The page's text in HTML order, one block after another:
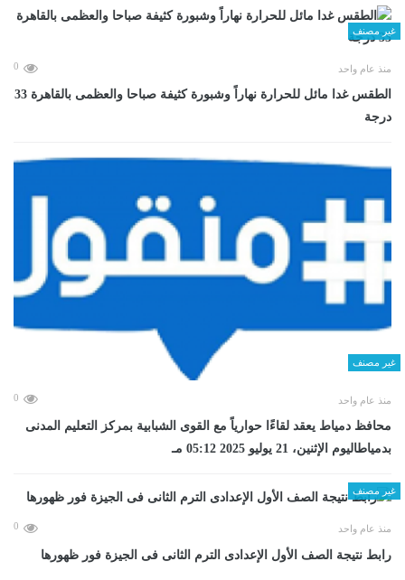
غير مصنف
منذ عام واحد 0
الطقس غدا مائل للحرارة نهاراً وشبورة كثيفة صباحا والعظمى بالقاهرة 33
درجة
غير مصنف
منذ عام واحد 0
محافظ دمياط يعقد لقاءًا حوارياً مع القوى الشبابية بمركز التعليم المدنى
بدمياطاليوم الإثنين، 21 يوليو 2025 05:12 مـ
غير مصنف
منذ عام واحد 0
رابط نتيجة الصف الأول الإعدادى الترم الثانى فى الجيزة فور ظهورها